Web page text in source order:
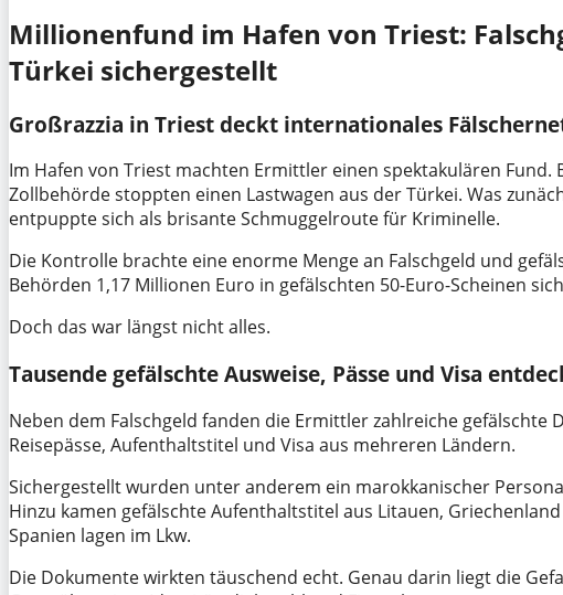
Millionenfund im Hafen von Triest:
Türkei sichergestellt
Großrazzia in Triest deckt internationales
Im Hafen von Triest machten Ermittler einen spektakulären
Zollbehörde stoppten einen Lastwagen aus der Türkei. Was
entpuppte sich als brisante Schmuggelroute für Kriminelle.
Die Kontrolle brachte eine enorme Menge an Falschgeld und
Behörden 1,17 Millionen Euro in gefälschten 50-Euro-Scheinen
Doch das war längst nicht alles.
Tausende gefälschte Ausweise, Pässe und Visa
Neben dem Falschgeld fanden die Ermittler zahlreiche gefälschte
Reisepässe, Aufenthaltstitel und Visa aus mehreren Ländern.
Sichergestellt wurden unter anderem ein marokkanischer
Hinzu kamen gefälschte Aufenthaltstitel aus Litauen,
Spanien lagen im Lkw.
Die Dokumente wirkten täuschend echt. Genau darin liegt die